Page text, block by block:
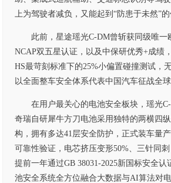
上为驾驶者减负，又能起到“防患于未然”的
此前，星途瑶光C-DM曾斩获同级唯一
NCAP双五星认证，以及中保研优秀+成绩
HS最苛刻标准下的25%小偏置碰撞测试，
以全面整车安全体系代表中国汽车征战全球
在用户最关心的电池安全板块，瑶光
奇瑞自研犀牛方刀电池采用独特的两横四
构，拥有多达41层安全防护，正式装车量
可靠性验证，电芯挤压变形50%、三针同刺
提前一年通过GB 38031-2025新国标安全
池安全系统全方位融合大数据与AI算法对